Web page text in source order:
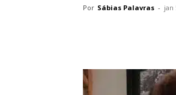
Por Sábias Palavras - jan